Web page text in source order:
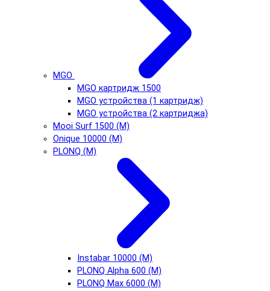
MGO
MGO картридж 1500
MGO устройства (1 картридж)
MGO устройства (2 картриджа)
Mooi Surf 1500 (М)
Onique 10000 (М)
PLONQ (М)
Instabar 10000 (М)
PLONQ Alpha 600 (М)
PLONQ Max 6000 (М)